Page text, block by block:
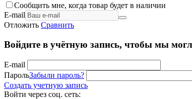
Сообщить мне, когда товар будет в наличии
E-mail
Отложить Сравнить
Войдите в учётную запись, чтобы мы
E-mail
ПарольЗабыли пароль?
Создать учетную запись
Войти через соц. сеть: